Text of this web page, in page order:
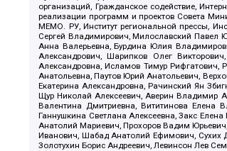
организаций, Гражданское содействие,
реализации программ и проектов Совета
МЕМО. РУ, Институт региональной прессы,
Сергей Владимирович, Милославский Павел
Анна Валерьевна, Бурдина Юлия
Александрович, Шарипков Олег
Александровна, Исламов Тимур Рифгатович,
Анатольевна, Паутов Юрий Анатольевич,
Екатерина Александровна, Рачинский Ян
Щур Николай Алексеевич, Аверин Владимир
Валентина Дмитриевна, Вититинова Елена
Ганнушкина Светлана Алексеевна, Закс
Анатолий Мариевич, Прохоров Вадим
Иванович, Шабад Анатолий Ефимович, Сухих
Золотухин Борис Андреевич, Левинсон Лев